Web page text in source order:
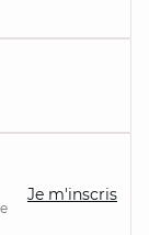
Je m'inscris